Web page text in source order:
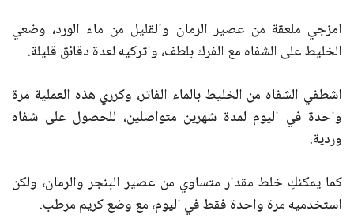
امزجي ملعقة من عصير الرمان والقليل من ماء الورد، وضعي
الخليط على الشفاه مع الفرك بلطف، واتركيه لعدة دقائق قليلة.
اشطفي الشفاه من الخليط بالماء الفاتر، وكرري هذه العملية مرة
واحدة في اليوم لمدة شهرين متواصلين، للحصول على شفاه
وردية.
كما يمكنكِ خلط مقدار متساوي من عصير البنجر والرمان، ولكن
استخدميه مرة واحدة فقط في اليوم، مع وضع كريم مرطب.